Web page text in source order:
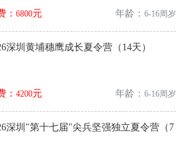
： 6800元 年龄： 6-16周岁
深圳黄埔穗鹰成长夏令营（14天）
： 4200元 年龄： 6-16周岁
深圳"第十七届"尖兵坚强独立夏令营（7